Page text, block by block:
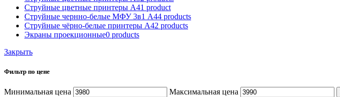
Струйные цветные принтеры А41 product
Струйные чернно-белые МФУ 3в1 А44 products
Струйные чёрно-белые принтеры А42 products
Экраны проекционные0 products
Закрыть
Фильтр по цене
Минимальная цена Максимальная цена